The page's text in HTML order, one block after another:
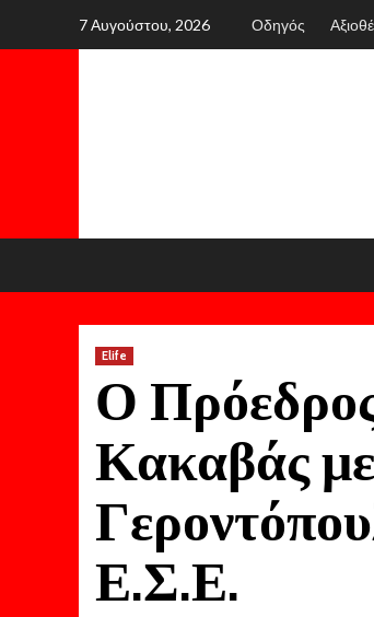
7 Αυγούστου, 2026 Οδηγός
Elife
Ο
Κακαβάς
Ε.Σ.Ε.